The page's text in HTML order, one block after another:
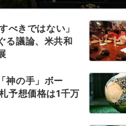
べきではない」
る議論、米共和
神の手」ボー
予想価格は1千万